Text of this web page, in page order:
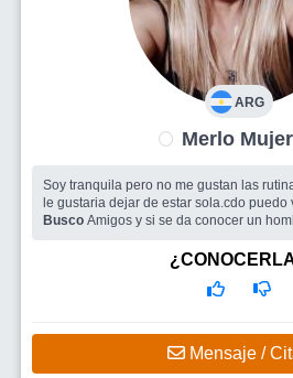
ARG
Merlo
Soy tranquila pero no me gustan las
le gustaria dejar de estar sola.cdo puedo
Busco Amigos y si se da conocer un
Mensaje /